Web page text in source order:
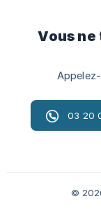
Vous ne
03 20
©